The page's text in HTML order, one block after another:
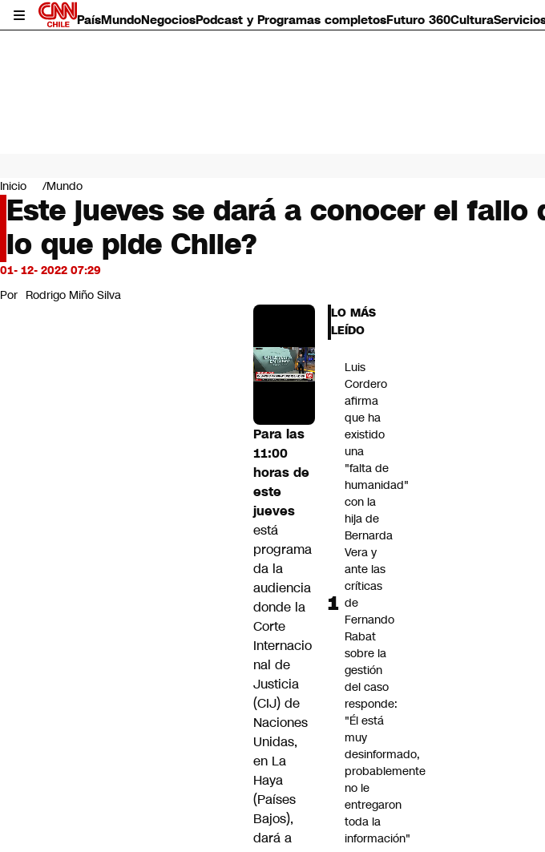
PaísMundoNegociosPodcast y Programas completosFuturo 360Cultura
Mundo
Negocios
Deportes
Programas completos
Cultura
Servicios
Bits
CNN Data
Inicio Mundo
Este jueves se dará a conocer el fallo
lo que pide Chile?
01- 12- 2022 07:29
Por Rodrigo Miño Silva
Para las
11:00
horas de
este
jueves
está
programa
da la
audiencia
donde la
Corte
Internacio
nal de
Justicia
(CIJ) de
Naciones
Unidas,
en La
Haya
(Países
Bajos),
dará a
LO MÁS
LEÍDO
Luis
Cordero
afirma
que ha
existido
una
"falta de
humanidad"
con la
hija de
Bernarda
Vera y
ante las
críticas
de
Fernando
Rabat
sobre la
gestión
del caso
responde:
"Él está
muy
desinformado,
probablemente
no le
entregaron
toda la
información"